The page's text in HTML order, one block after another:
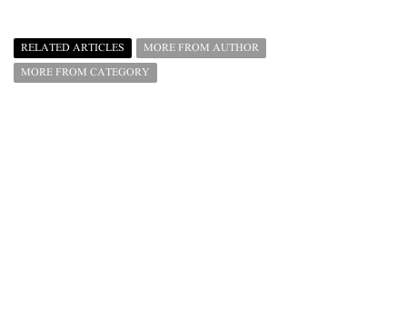
RELATED ARTICLES
MORE FROM AUTHOR
MORE FROM CATEGORY